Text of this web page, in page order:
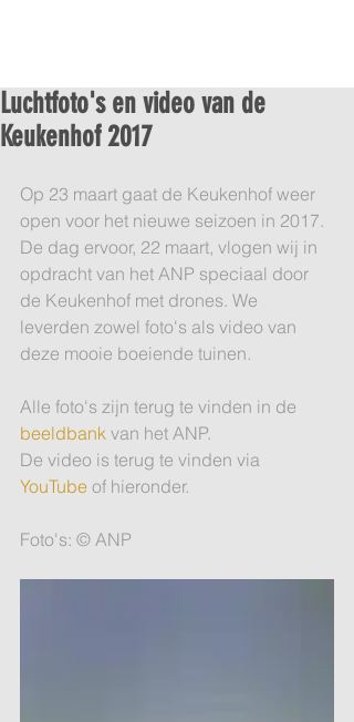
Luchtfoto's en video van de
Keukenhof 2017
Op 23 maart gaat de Keukenhof weer
open voor het nieuwe seizoen in 2017.
De dag ervoor, 22 maart, vlogen wij in
opdracht van het ANP speciaal door
de Keukenhof met drones. We
leverden zowel foto's als video van
deze mooie boeiende tuinen.
Alle foto's zijn terug te vinden in de
beeldbank van het ANP.
De video is terug te vinden via
YouTube of hieronder.
Foto's: © ANP